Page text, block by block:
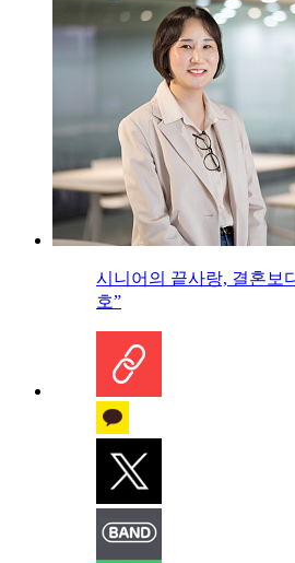
시니어의 끝사랑, 결혼보
호”